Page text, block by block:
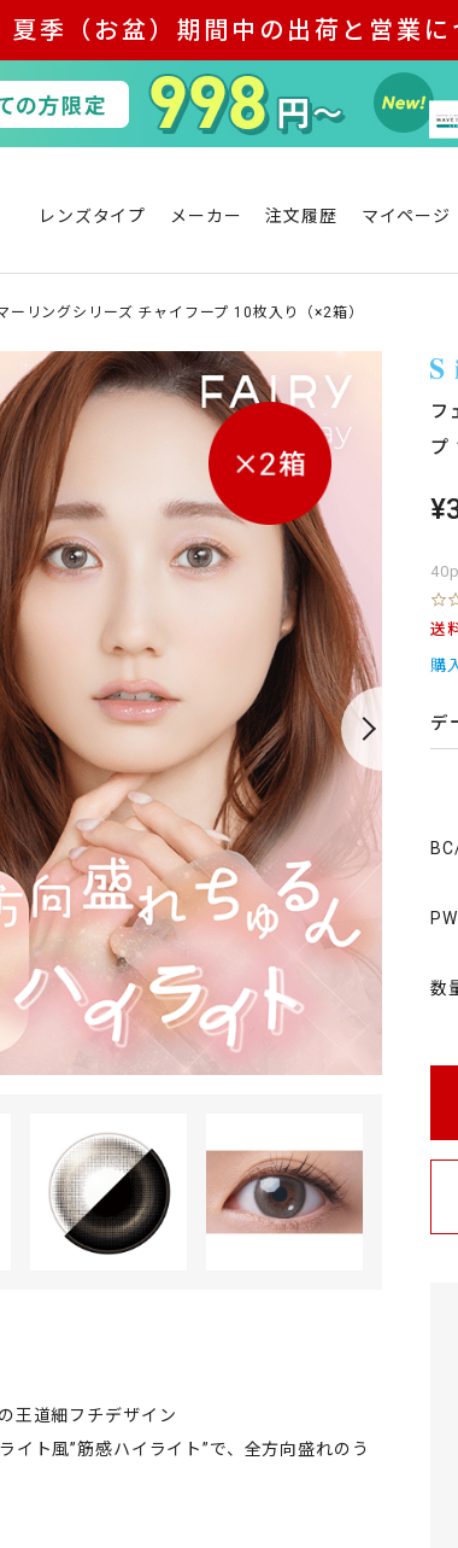
夏季（お盆）期間中の出荷と営業に
レンズタイプ メーカー 注文履歴 マイページ
ーリングシリーズ チャイフープ 10枚入り（×2箱）
王道細フチデザイン
イト風”筋感ハイライト”で、全方向盛れのう
フ
プ
送
購
デ
数